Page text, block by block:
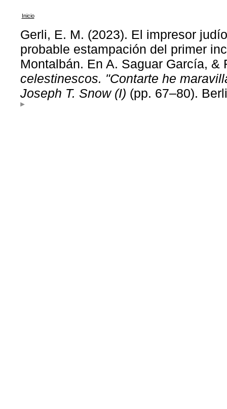
Inicio
Gerli, E. M. (2023). El impresor
probable estampación del primer
Montalbán. En A. Saguar García,
celestinescos. "Contarte he
Joseph T. Snow (I) (pp. 67–80).